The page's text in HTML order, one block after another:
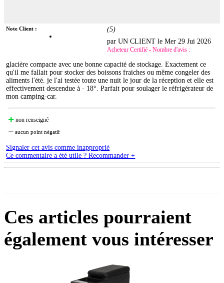
Note Client : (5)
par UN CLIENT leMer 29 Jui 2026
Acheteur Certifié - Nombre d'avis :
glacière compacte avec une bonne capacité de stockage. Exactement ce
qu'il me fallait pour stocker des boissons fraiches ou même congeler des
aliments l'été. je l'ai testée toute une nuit le jour de la réception et elle est
effectivement descendue à - 18°. Parfait pour soulager le réfrigérateur de
mon camping-car.
non renseigné
aucun point négatif
Signaler cet avis comme inapproprié
Ce commentaire a été utile ? Recommander +
Ces articles pourraient
également vous intéresser